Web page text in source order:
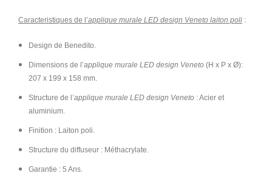
Caracteristiques de l’applique murale LED design Veneto laiton poli :
Design de Benedito.
Dimensions de l’applique murale LED design Veneto (H x P x Ø):
207 x 199 x 158 mm.
Structure de l’applique murale LED design Veneto : Acier et
aluminium.
Finition : Laiton poli.
Structure du diffuseur : Méthacrylate.
Garantie : 5 Ans.